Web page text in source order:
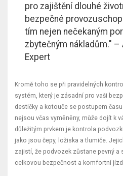
pro zajištění dlouhé
bezpečné
tím nejen nečekaným
zbytečným nákladům."
Expert
Kromě toho se při pravidelných
systém, který je zásadní pro vaši
destičky a kotouče se postupem
nejsou včas vyměněny, může dojít k
důležitým prvkem je kontrola
jako jsou čepy, ložiska a tlumiče.
zajistí, že podvozek zůstane pevný a
celkovou bezpečnost a komfortní